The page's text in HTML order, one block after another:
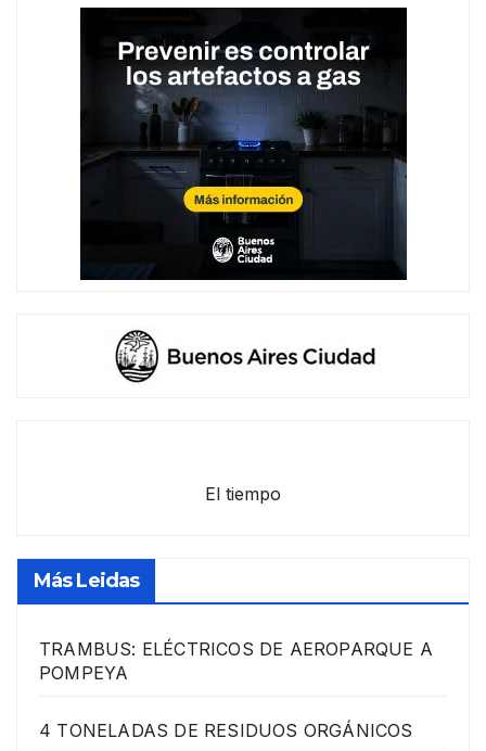
El tiempo
Más Leidas
TRAMBUS: ELÉCTRICOS DE AEROPARQUE A
POMPEYA
4 TONELADAS DE RESIDUOS ORGÁNICOS